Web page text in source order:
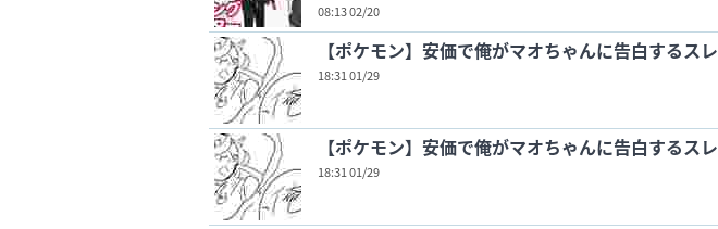
08:13 02/20
【ポケモン】安価で俺がマオちゃんに告白するスレ
18:31 01/29
【ポケモン】安価で俺がマオちゃんに告白するスレ
18:31 01/29